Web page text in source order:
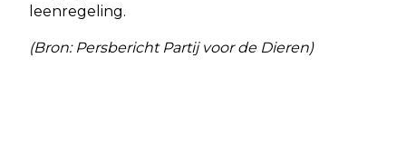
leenregeling.
(Bron: Persbericht Partij voor de Dieren)